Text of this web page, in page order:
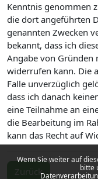
Wenn Sie weiter auf
bitte
Kenntnis genommen
die dort angeführten
genannten Zwecken
bekannt, dass ich
Angabe von
widerrufen kann. Die
Falle unverzüglich
dass ich danach
eine Teilnahme an
die Bearbeitung im
kann das Recht auf
Zurück